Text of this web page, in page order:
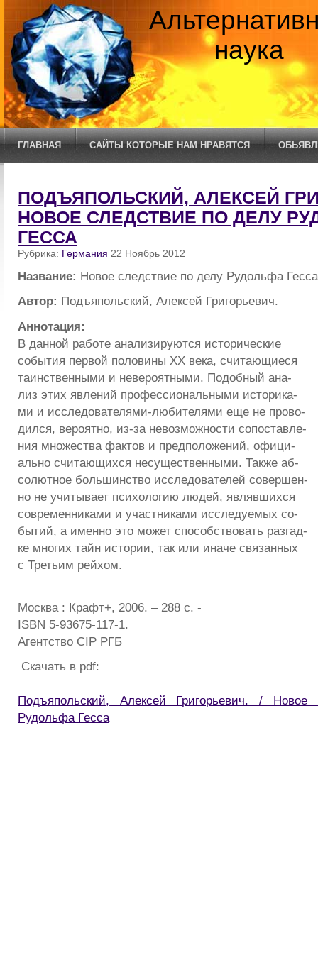
наука
ГЛАВНАЯ САЙТЫ КОТОРЫЕ НАМ НРАВЯТСЯ
ПОДЪЯПОЛЬСКИЙ, АЛЕКСЕЙ
НОВОЕ СЛЕДСТВИЕ ПО ДЕЛУ
ГЕССА
Рубрика: Германия 22 Ноябрь 2012
Название: Новое следствие по делу Рудольфа
Автор: Подъяпольский, Алексей Григорьевич.
Аннотация:
В данной работе анализируются исторические
события первой половины XX века, считающиеся
таинственными и невероятными. Подобный ана-
лиз этих явлений профессиональными историка-
ми и исследователями-любителями еще не прово-
дился, вероятно, из-за невозможности сопоставле-
ния множества фактов и предположений, офици-
ально считающихся несущественными. Также аб-
солютное большинство исследователей совершен-
но не учитывает психологию людей, являвшихся
современниками и участниками исследуемых со-
бытий, а именно это может способствовать разгад-
ке многих тайн истории, так или иначе связанных
с Третьим рейхом.
Москва : Крафт+, 2006. – 288 с. -
ISBN 5-93675-117-1.
Агентство CIP РГБ
Скачать в pdf:
Подъяпольский, Алексей Григорьевич. /
Рудольфа Гесса